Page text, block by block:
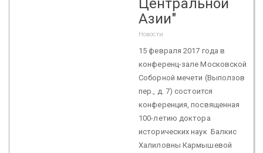
Азии"
Новости
15 февраля 2017 года в
конференц-зале Московской
Соборной мечети (Выползов
пер., д. 7) состоится
конференция, посвященная
100-летию доктора
исторических наук Балкис
Халиловны Кармышевой